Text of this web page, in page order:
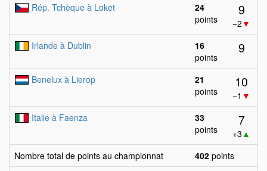
Rép. Tchèque à Loket
24
points
9
−2 ▼
Irlande à Dublin
16
points
9
Benelux à Lierop
21
points
10
−1 ▼
Italie à Faenza
33
points
7
+3 ▲
Nombre total de points au championnat
402 points